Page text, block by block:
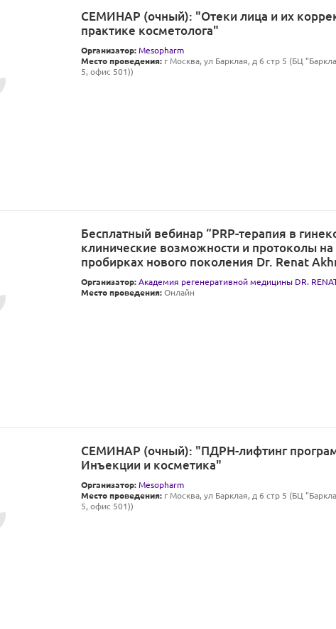
СЕМИНАР (очный): "Отеки лица и их
практике косметолога"
Организатор: Mesopharm
Место проведения: г Москва, ул Барклая, д 6 стр 5 (БЦ
5, офис 501))
Бесплатный вебинар “PRP-терапия в
клинические возможности и протоколы на
пробирках нового поколения Dr. Renat
Организатор: Академия регенеративной медицины DR.
Место проведения: Онлайн
СЕМИНАР (очный): "ПДРН-лифтинг
Инъекции и косметика"
Организатор: Mesopharm
Место проведения: г Москва, ул Барклая, д 6 стр 5 (БЦ
5, офис 501))